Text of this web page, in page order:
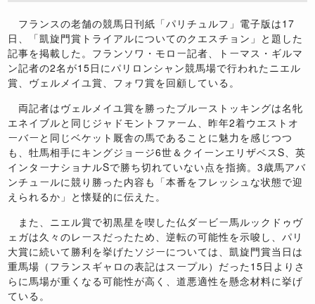
フランスの老舗の競馬日刊紙「パリチュルフ」電子版は17
日、「凱旋門賞トライアルについてのクエスチョン」と題した
記事を掲載した。フランソワ・モロー記者、トーマス・ギルマ
ン記者の2名が15日にパリロンシャン競馬場で行われたニエル
賞、ヴェルメイユ賞、フォワ賞を回顧している。
両記者はヴェルメイユ賞を勝ったブルーストッキングは名牝
エネイブルと同じジャドモントファーム、昨年2着ウエストオ
ーバーと同じベケット厩舎の馬であることに魅力を感じつつ
も、牡馬相手にキングジョージ6世＆クイーンエリザベスS、英
インターナショナルSで勝ち切れていない点を指摘。3歳馬アバ
ンチュールに競り勝った内容も「本番をフレッシュな状態で迎
えられるか」と懐疑的に伝えた。
また、ニエル賞で初黒星を喫した仏ダービー馬ルックドゥヴ
ェガは久々のレースだったため、逆転の可能性を示唆し、パリ
大賞に続いて勝利を挙げたソジーについては、凱旋門賞当日は
重馬場（フランスギャロの表記はスープル）だった15日よりさ
らに馬場が重くなる可能性が高く、道悪適性を懸念材料に挙げ
ている。